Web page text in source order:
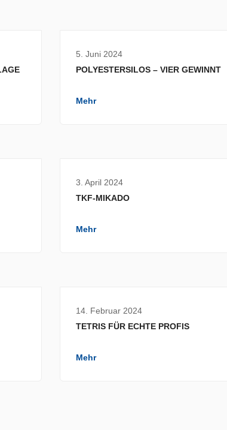
5. Juni 2024
POLYESTERSILOS – VIER GEWINNT
Mehr
3. April 2024
TKF-MIKADO
Mehr
14. Februar 2024
TETRIS FÜR ECHTE PROFIS
Mehr